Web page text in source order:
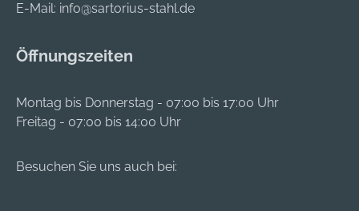
E-Mail: info@sartorius-stahl.de
Öffnungszeiten
Montag bis Donnerstag - 07:00 bis 17:00 Uhr
Freitag - 07:00 bis 14:00 Uhr
Besuchen Sie uns auch bei: